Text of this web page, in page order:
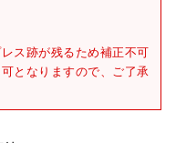
ス跡が残るため補正不可
となりますので、ご了承